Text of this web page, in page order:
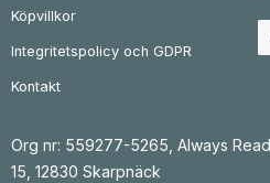
Köpvillkor
Integritetspolicy och GDPR
Kontakt
Org nr: 559277-5265, Always
15, 12830 Skarpnäck